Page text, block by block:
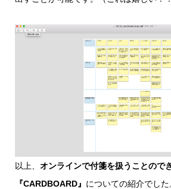
以上、 オンラインで付箋を扱うことので
『CARDBOARD』 についての紹介でし